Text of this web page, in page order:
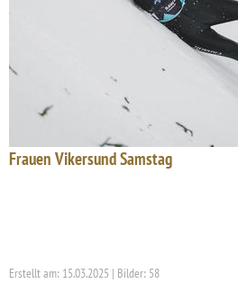
Frauen Vikersund Samstag
Erstellt am: 15.03.2025 | Bilder: 58